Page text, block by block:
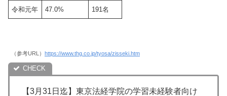
令和元年 47.0% 191名
（参考URL） https://www.thg.co.jp/tyosa/zisseki.htm
【3月31日迄】東京法経学院の学習未経験者向け